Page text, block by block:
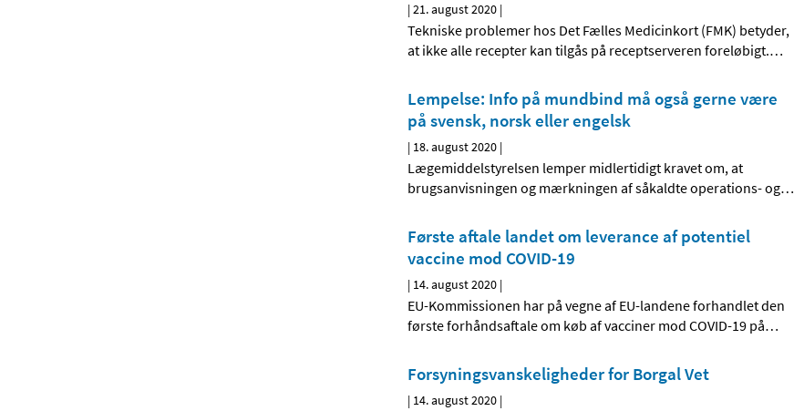
|21. august 2020 |
Tekniske problemer hos Det Fælles Medicinkort (FMK) betyder,
at ikke alle recepter kan tilgås på receptserveren foreløbigt.…
Lempelse: Info på mundbind må også gerne være
på svensk, norsk eller engelsk
| 18. august 2020 |
Lægemiddelstyrelsen lemper midlertidigt kravet om, at
brugsanvisningen og mærkningen af såkaldte operations- og…
Første aftale landet om leverance af potentiel
vaccine mod COVID-19
| 14. august 2020 |
EU-Kommissionen har på vegne af EU-landene forhandlet den
første forhåndsaftale om køb af vacciner mod COVID-19 på…
Forsyningsvanskeligheder for Borgal Vet
| 14. august 2020 |